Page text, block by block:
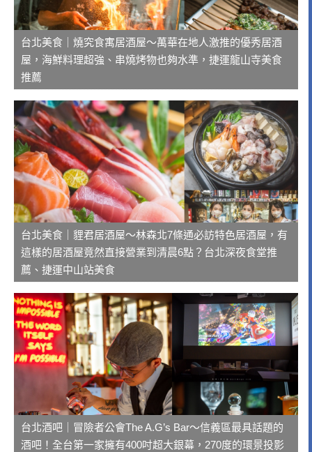
台北美食｜燒究食寓居酒屋～萬華在地人激推的優秀居酒
屋，海鮮料理超強、串燒烤物也夠水準，捷運龍山寺美食
推薦
台北美食｜貍君居酒屋～林森北7條通必訪特色居酒屋，有
這樣的居酒屋竟然直接營業到清晨6點？台北深夜食堂推
薦、捷運中山站美食
台北酒吧｜冒險者公會The A.G’s Bar～信義區最具話題的
酒吧！全台第一家擁有400吋超大銀幕，270度的環景投影